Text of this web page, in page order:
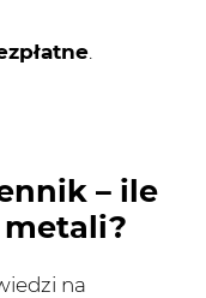
.
– ile
na